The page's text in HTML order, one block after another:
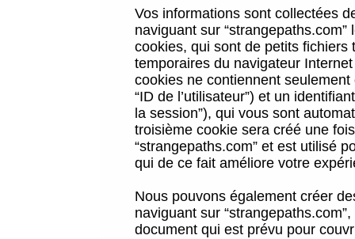
Vos informations sont collectées
naviguant sur
cookies, qui sont de petits
temporaires du navigateur
cookies ne contiennent
“ID de l’utilisateur”) et un
la session”), qui vous sont
troisième cookie sera créé une
“strangepaths.com” et est utilisé
qui de ce fait améliore votre
Nous pouvons également créer
naviguant sur
document qui est prévu pour